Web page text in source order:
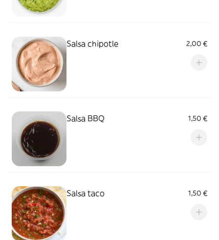
Salsa chipotle 2,00 €
Salsa BBQ 1,50 €
Salsa taco 1,50 €